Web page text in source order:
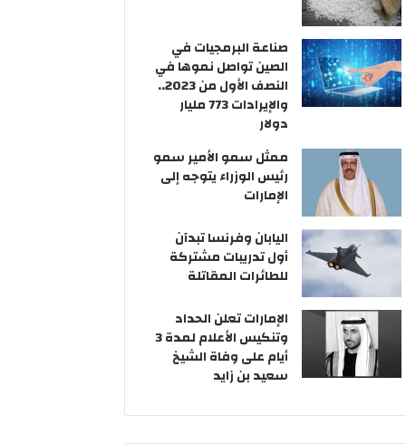
صناعة البرمجيات في
الصين تواصل نموها في
النصف الأول من 2023..
والإيرادات 773 مليار
دولار
ممثل سمو الأمير سمو
رئيس الوزراء يتوجه إلى
الإمارات
اليابان وفرنسا تبدآن
أول تدريبات مشتركة
للطائرات المقاتلة
الإمارات تعلن الحداد
وتنكيس الأعلام لمدة 3
أيام على وفاة الشيخ
سعيد بن زايد